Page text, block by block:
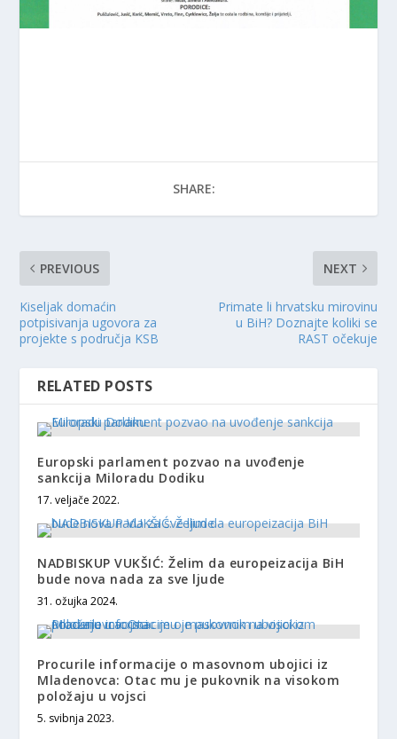
SHARE:
PREVIOUS
Kiseljak domaćin
potpisivanja ugovora za
projekte s područja KSB
NEXT
Primate li hrvatsku mirovinu
u BiH? Doznajte koliki se
RAST očekuje
RELATED POSTS
Europski parlament pozvao na uvođenje
sankcija Miloradu Dodiku
17. veljače 2022.
NADBISKUP VUKŠIĆ: Želim da europeizacija BiH
bude nova nada za sve ljude
31. ožujka 2024.
Procurile informacije o masovnom ubojici iz
Mladenovca: Otac mu je pukovnik na visokom
položaju u vojsci
5. svibnja 2023.